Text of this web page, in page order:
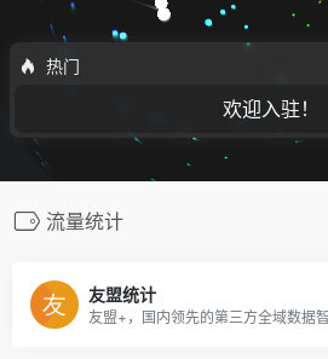
热门
欢迎入驻！
流量统计
友盟统计